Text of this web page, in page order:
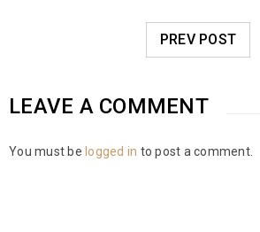
PREV POST
LEAVE A COMMENT
You must be logged in to post a comment.